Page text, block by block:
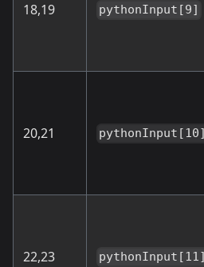
18,19 pythonInput[9]
20,21 pythonInput[10]
22,23 pythonInput[11]